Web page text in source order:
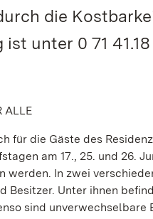
die
ist unter 0 71
ALLE
für die Gäste des
am 17., 25. und 26.
werden. In zwei
Besitzer. Unter ihnen
sind unverwechselbare